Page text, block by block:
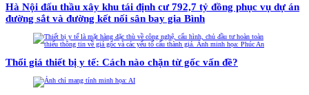
Hà Nội đấu thầu xây khu tái định cư 792,7 tỷ đồng phục vụ dự án
đường sắt và đường kết nối sân bay gia Bình
Thổi giá thiết bị y tế: Cách nào chặn từ gốc vấn đề?